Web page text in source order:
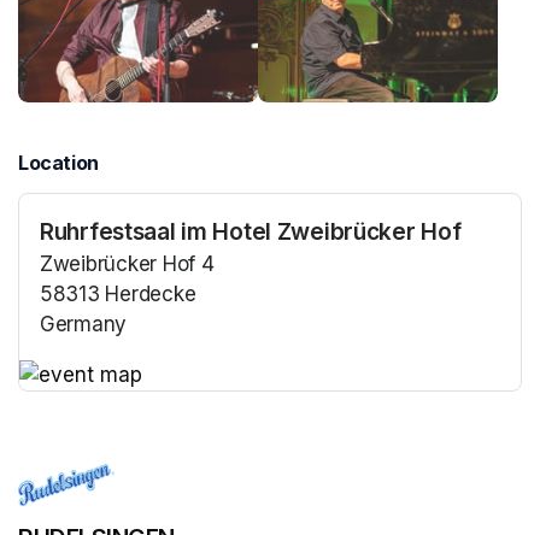
Location
Ruhrfestsaal im Hotel Zweibrücker Hof
Zweibrücker Hof 4
58313 Herdecke
Germany